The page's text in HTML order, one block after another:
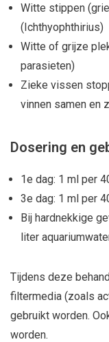
Witte stippen
(Ichthyophthirius)
Witte of grijze
parasieten)
Zieke vissen
vinnen samen en
Dosering en
1e dag: 1 ml per
3e dag: 1 ml per
Bij hardnekkige
liter
Tijdens deze
filtermedia (zoals
gebruikt worden.
worden.